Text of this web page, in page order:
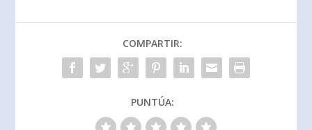
COMPARTIR:
PUNTÚA: